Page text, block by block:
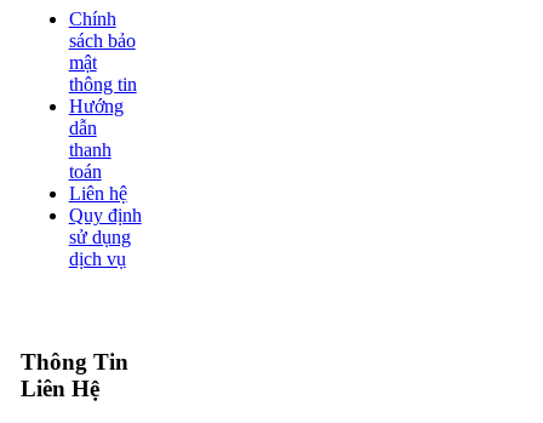
Chính
sách bảo
mật
thông tin
Hướng
dẫn
thanh
toán
Liên hệ
Quy định
sử dụng
dịch vụ
Thông Tin
Liên Hệ